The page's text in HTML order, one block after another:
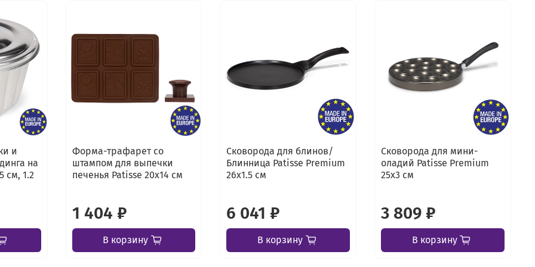
и
на
см, 1.2
Форма-трафарет со
штампом для выпечки
печенья Patisse 20х14 см
1 404 ₽
В корзину
Сковорода для блинов/
Блинница Patisse Premium
26х1.5 см
6 041 ₽
В корзину
Сковорода для мини-
оладий Patisse Premium
25х3 см
3 809 ₽
В корзину